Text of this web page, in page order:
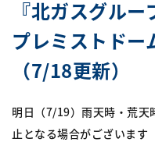
『北ガスグル
プレミストド
（7/18更新）
明日（7/19）雨天時・荒天
止となる場合がございます